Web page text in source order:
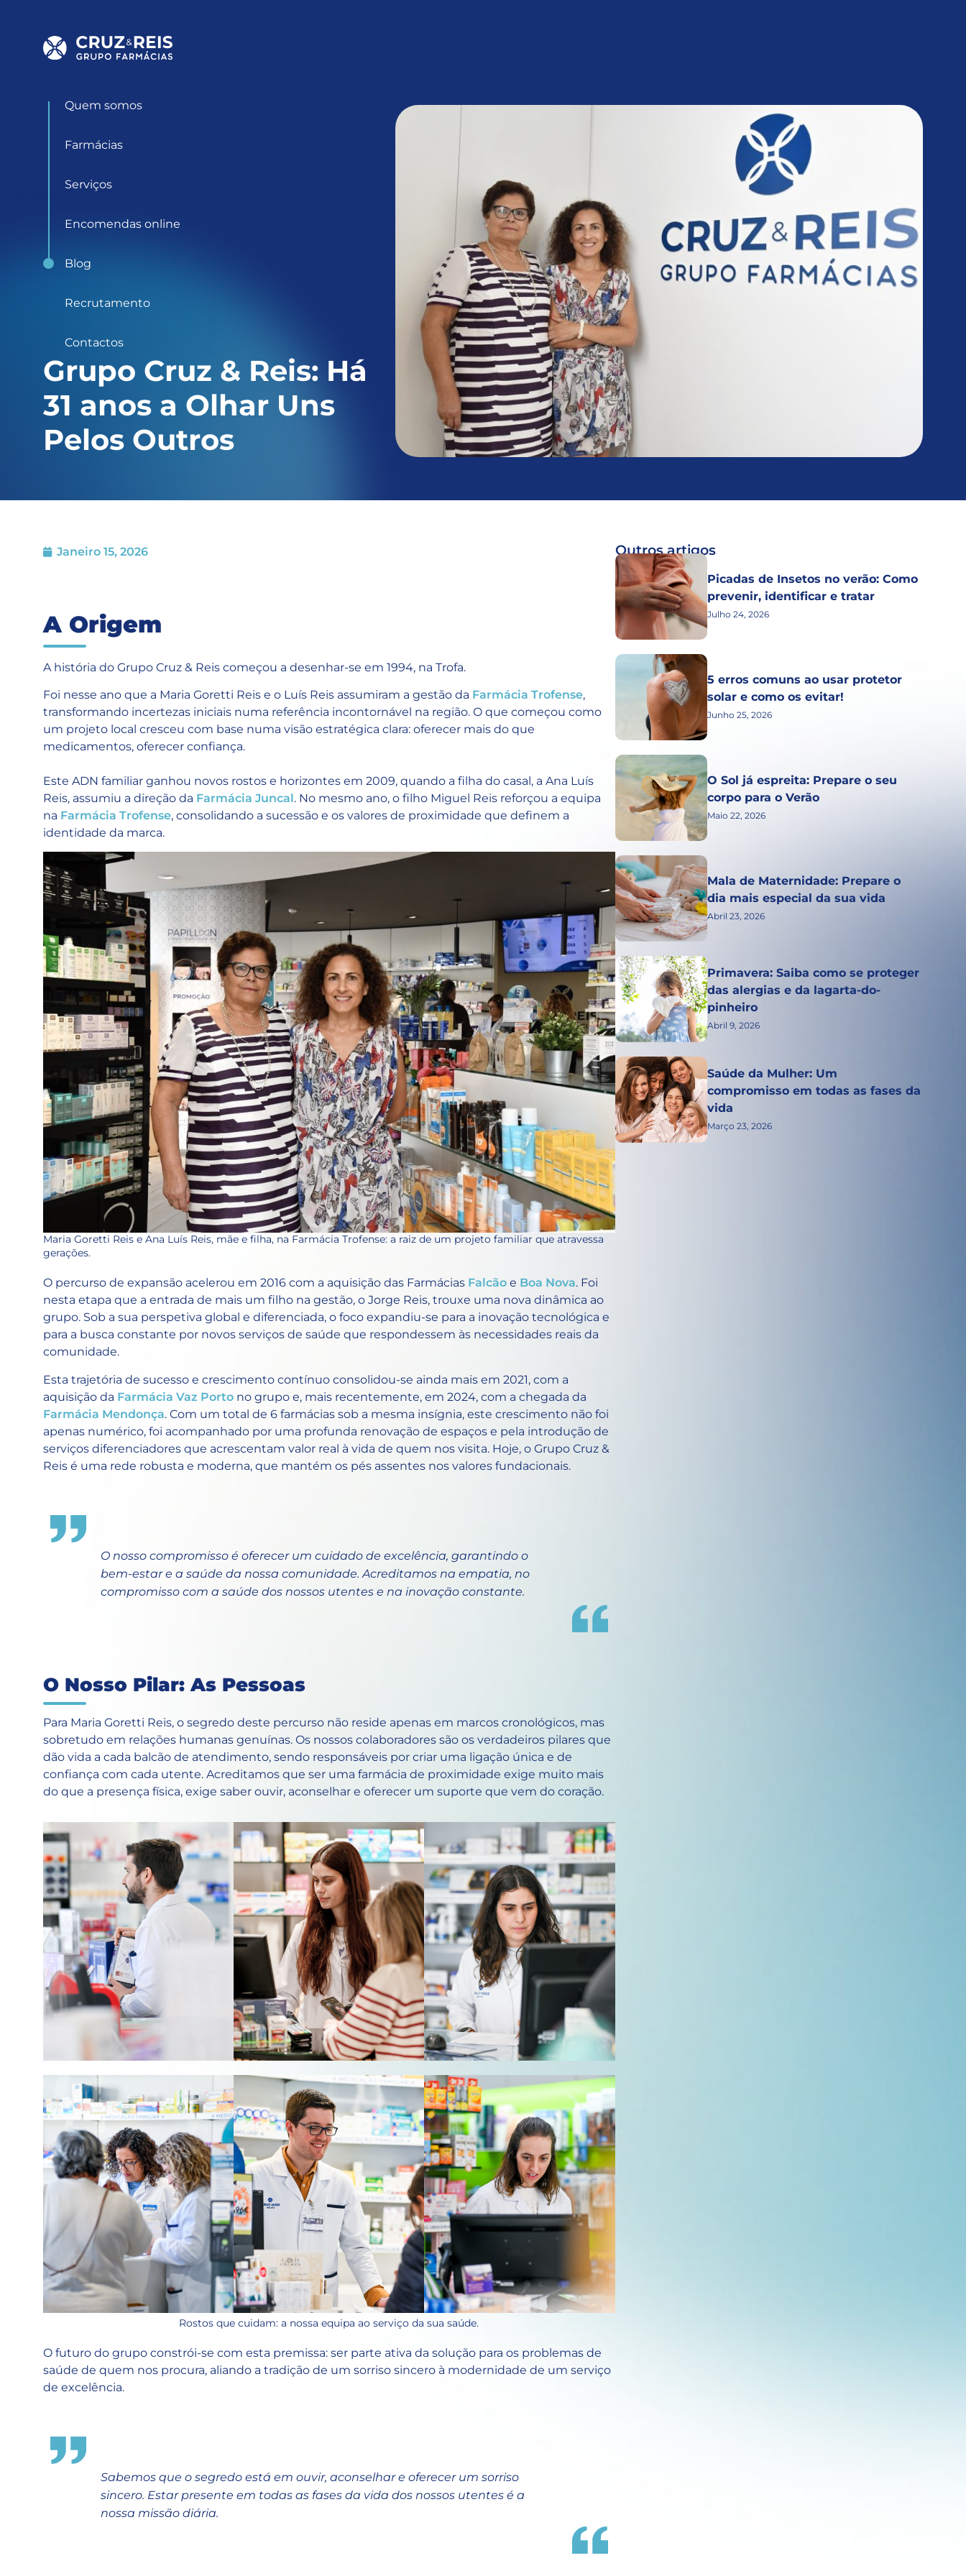
Quem somos
Farmácias
Serviços
Encomendas online
Blog
Recrutamento
Contactos
Grupo Cruz & Reis: Há
31 anos a Olhar Uns
Pelos Outros
Janeiro 15, 2026
A Origem
A história do Grupo Cruz & Reis começou a desenhar-se em 1994, na Trofa.
Foi nesse ano que a Maria Goretti Reis e o Luís Reis assumiram a gestão da Farmácia Trofense,
transformando incertezas iniciais numa referência incontornável na região. O que começou como
um projeto local cresceu com base numa visão estratégica clara: oferecer mais do que
medicamentos, oferecer confiança.
Este ADN familiar ganhou novos rostos e horizontes em 2009, quando a filha do casal, a Ana Luís
Reis, assumiu a direção da Farmácia Juncal. No mesmo ano, o filho Miguel Reis reforçou a equipa
na Farmácia Trofense, consolidando a sucessão e os valores de proximidade que definem a
identidade da marca.
Maria Goretti Reis e Ana Luís Reis, mãe e filha, na Farmácia Trofense: a raiz de um projeto familiar que atravessa
gerações.
O percurso de expansão acelerou em 2016 com a aquisição das Farmácias Falcão e Boa Nova. Foi
nesta etapa que a entrada de mais um filho na gestão, o Jorge Reis, trouxe uma nova dinâmica ao
grupo. Sob a sua perspetiva global e diferenciada, o foco expandiu-se para a inovação tecnológica e
para a busca constante por novos serviços de saúde que respondessem às necessidades reais da
comunidade.
Esta trajetória de sucesso e crescimento contínuo consolidou-se ainda mais em 2021, com a
aquisição da Farmácia Vaz Porto no grupo e, mais recentemente, em 2024, com a chegada da
Farmácia Mendonça. Com um total de 6 farmácias sob a mesma insígnia, este crescimento não foi
apenas numérico, foi acompanhado por uma profunda renovação de espaços e pela introdução de
serviços diferenciadores que acrescentam valor real à vida de quem nos visita. Hoje, o Grupo Cruz &
Reis é uma rede robusta e moderna, que mantém os pés assentes nos valores fundacionais.
O nosso compromisso é oferecer um cuidado de excelência, garantindo o
bem-estar e a saúde da nossa comunidade. Acreditamos na empatia, no
compromisso com a saúde dos nossos utentes e na inovação constante.
O Nosso Pilar: As Pessoas
Para Maria Goretti Reis, o segredo deste percurso não reside apenas em marcos cronológicos, mas
sobretudo em relações humanas genuínas. Os nossos colaboradores são os verdadeiros pilares que
dão vida a cada balcão de atendimento, sendo responsáveis por criar uma ligação única e de
confiança com cada utente. Acreditamos que ser uma farmácia de proximidade exige muito mais
do que a presença física, exige saber ouvir, aconselhar e oferecer um suporte que vem do coração.
Rostos que cuidam: a nossa equipa ao serviço da sua saúde.
O futuro do grupo constrói-se com esta premissa: ser parte ativa da solução para os problemas de
saúde de quem nos procura, aliando a tradição de um sorriso sincero à modernidade de um serviço
de excelência.
Sabemos que o segredo está em ouvir, aconselhar e oferecer um sorriso
sincero. Estar presente em todas as fases da vida dos nossos utentes é a
nossa missão diária.
Outros artigos
Picadas de Insetos no verão: Como
prevenir, identificar e tratar
Julho 24, 2026
5 erros comuns ao usar protetor
solar e como os evitar!
Junho 25, 2026
O Sol já espreita: Prepare o seu
corpo para o Verão
Maio 22, 2026
Mala de Maternidade: Prepare o
dia mais especial da sua vida
Abril 23, 2026
Primavera: Saiba como se proteger
das alergias e da lagarta-do-
pinheiro
Abril 9, 2026
Saúde da Mulher: Um
compromisso em todas as fases da
vida
Março 23, 2026